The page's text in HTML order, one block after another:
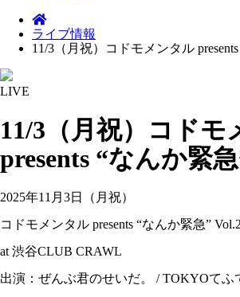
ライブ情報
11/3（月祝）コドモメンタル
LIVE
11/3（月祝）コドモ
presents “なんか緊
2025年11月3日（月祝）
コドモメンタル presents “なんか緊急” Vol.2
at 渋谷CLUB CRAWL
出演：ぜんぶ君のせいだ。 / TOKYOてふ